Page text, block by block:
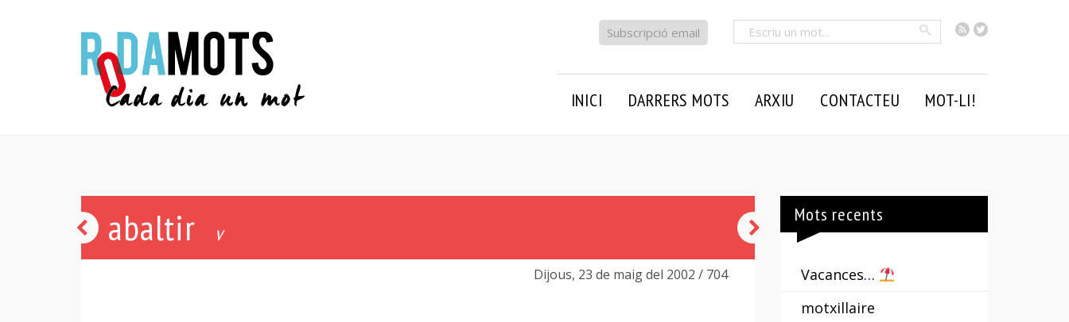
RSSTwitter
Cercar
Subscripció email
INICI DARRERS MOTS ARXIU CONTACTEU MOT-LI!
abaltir v
Dijous, 23 de maig del 2002 / 704
mant
-
Mots recents
Vacances…
motxillaire